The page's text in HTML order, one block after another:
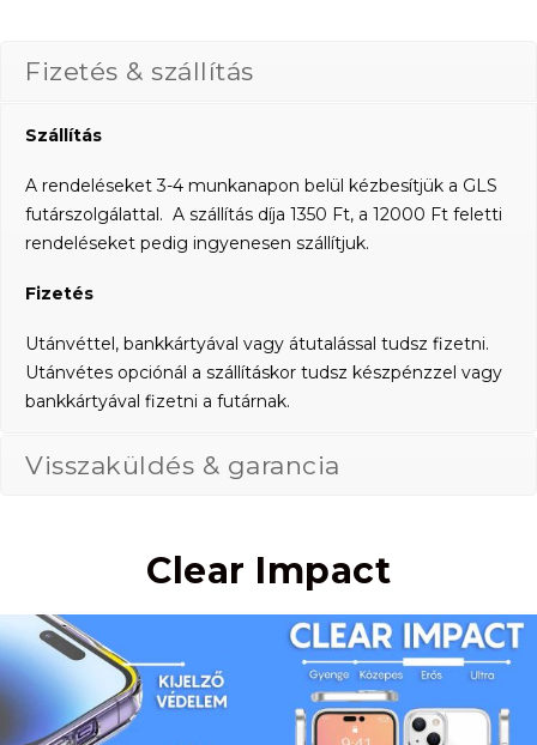
Fizetés & szállítás
Szállítás
A rendeléseket 3-4 munkanapon belül kézbesítjük a GLS
futárszolgálattal. A szállítás díja 1350 Ft, a 12000 Ft feletti
rendeléseket pedig ingyenesen szállítjuk.
Fizetés
Utánvéttel, bankkártyával vagy átutalással tudsz fizetni.
Utánvétes opciónál a szállításkor tudsz készpénzzel vagy
bankkártyával fizetni a futárnak.
Visszaküldés & garancia
Clear Impact